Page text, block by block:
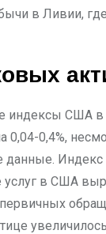
в Ливии,
США в
0,04-0,4%,
данные. Индекс
услуг в США